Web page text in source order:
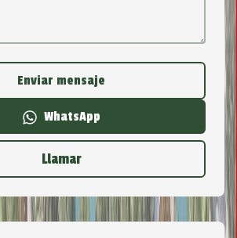
Enviar mensaje
WhatsApp
Llamar